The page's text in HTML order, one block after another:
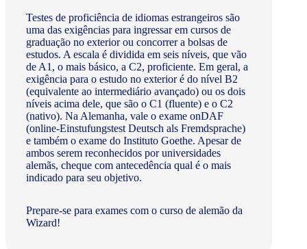
Testes de proficiência de idiomas estrangeiros são
uma das exigências para ingressar em cursos de
graduação no exterior ou concorrer a bolsas de
estudos. A escala é dividida em seis níveis, que vão
de A1, o mais básico, a C2, proficiente. Em geral, a
exigência para o estudo no exterior é do nível B2
(equivalente ao intermediário avançado) ou os dois
níveis acima dele, que são o C1 (fluente) e o C2
(nativo). Na Alemanha, vale o exame onDAF
(online-Einstufungstest Deutsch als Fremdsprache)
e também o exame do Instituto Goethe. Apesar de
ambos serem reconhecidos por universidades
alemãs, cheque com antecedência qual é o mais
indicado para seu objetivo.
Prepare-se para exames com o curso de alemão da
Wizard!